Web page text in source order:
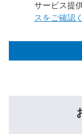
サービス提
スをご確認